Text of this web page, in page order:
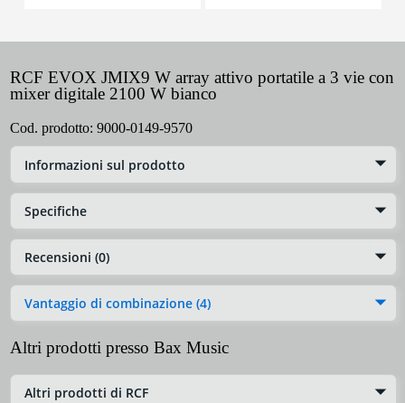
RCF EVOX JMIX9 W array attivo portatile a 3 vie con
mixer digitale 2100 W bianco
Cod. prodotto: 9000-0149-9570
Informazioni sul prodotto
Specifiche
Recensioni (0)
Vantaggio di combinazione (4)
Altri prodotti presso Bax Music
Altri prodotti di RCF